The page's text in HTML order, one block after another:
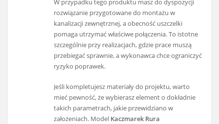
W przypadku tego produktu masz do dyspozycji
rozwiązanie przygotowane do montażu w
kanalizacji zewnętrznej, a obecność uszczelki
pomaga utrzymać właściwe połączenia. To istotne
szczególnie przy realizacjach, gdzie prace muszą
przebiegać sprawnie, a wykonawca chce ograniczyć
ryzyko poprawek.
Jeśli kompletujesz materiały do projektu, warto
mieć pewność, że wybierasz element o dokładnie
takich parametrach, jakie przewidziano w
założeniach. Model Kaczmarek Rura